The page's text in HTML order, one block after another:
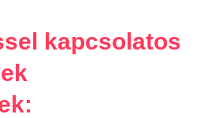
kapcsolatos